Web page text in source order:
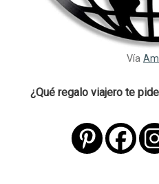
Vía
¿Qué regalo viajero te